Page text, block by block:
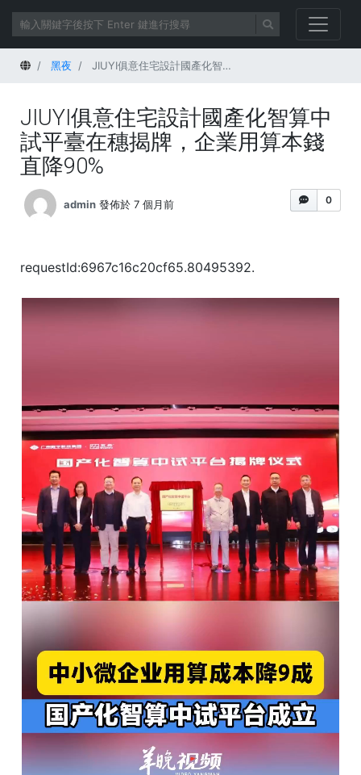
首頁 黑夜 JIUYI俱意住宅設計國產化智算中試平臺在穗揭牌，企業用算本錢直降90%
JIUYI俱意住宅設計國產化智算中
試平臺在穗揭牌，企業用算本錢
直降90%
0
admin 發佈於 7 個月前
requestId:6967c16c20cf65.80495392.